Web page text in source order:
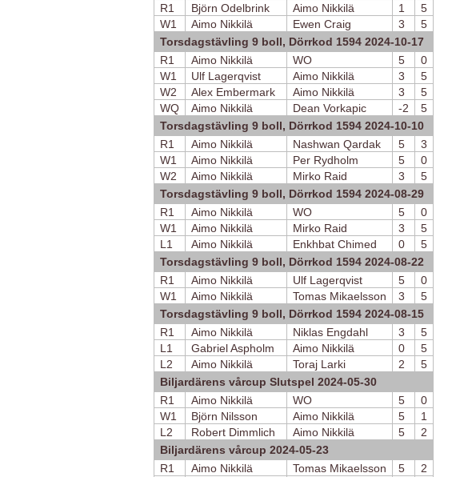
R1
Björn Odelbrink Aimo Nikkilä 1
5
W1
Aimo Nikkilä Ewen Craig 3
5
Torsdagstävling 9 boll, Dörrkod 1594 2024-10-17
R1
Aimo Nikkilä WO 5
0
W1
Ulf Lagerqvist Aimo Nikkilä 3
5
W2
Alex Embermark Aimo Nikkilä 3
5
WQ
Aimo Nikkilä Dean Vorkapic -2
5
Torsdagstävling 9 boll, Dörrkod 1594 2024-10-10
R1
Aimo Nikkilä Nashwan Qardak 5
3
W1
Aimo Nikkilä Per Rydholm 5
0
W2
Aimo Nikkilä Mirko Raid 3
5
Torsdagstävling 9 boll, Dörrkod 1594 2024-08-29
R1
Aimo Nikkilä WO 5
0
W1
Aimo Nikkilä Mirko Raid 3
5
L1
Aimo Nikkilä Enkhbat Chimed 0
5
Torsdagstävling 9 boll, Dörrkod 1594 2024-08-22
R1
Aimo Nikkilä Ulf Lagerqvist 5
0
W1
Aimo Nikkilä Tomas Mikaelsson 3
5
Torsdagstävling 9 boll, Dörrkod 1594 2024-08-15
R1
Aimo Nikkilä Niklas Engdahl 3
5
L1
Gabriel Aspholm Aimo Nikkilä 0
5
L2
Aimo Nikkilä Toraj Larki 2
5
Biljardärens vårcup Slutspel 2024-05-30
R1
Aimo Nikkilä WO 5
0
W1
Björn Nilsson Aimo Nikkilä 5
1
L2
Robert Dimmlich Aimo Nikkilä 5
2
Biljardärens vårcup 2024-05-23
R1
Aimo Nikkilä Tomas Mikaelsson 5
2